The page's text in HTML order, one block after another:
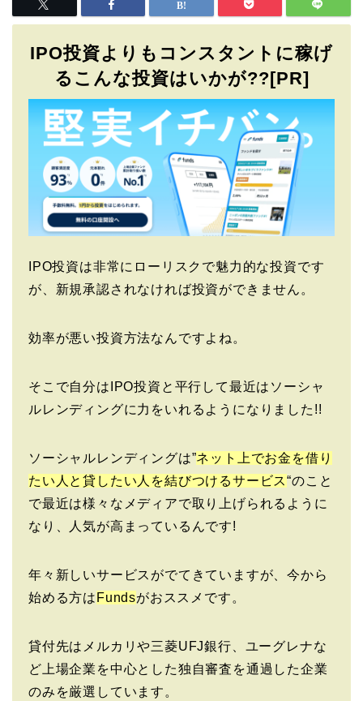
IPO投資よりもコンスタントに稼げ
るこんな投資はいかが??[PR]
IPO投資は非常にローリスクで魅力的な投資です
が、新規承認されなければ投資ができません。
効率が悪い投資方法なんですよね。
そこで自分はIPO投資と平行して最近はソーシャ
ルレンディングに力をいれるようになりました!!
ソーシャルレンディングは”ネット上でお金を借り
たい人と貸したい人を結びつけるサービス“のこと
で最近は様々なメディアで取り上げられるように
なり、人気が高まっているんです!
年々新しいサービスがでてきていますが、今から
始める方は Fundsがおススメです。
貸付先はメルカリや三菱UFJ銀行、ユーグレナな
ど上場企業を中心とした独自審査を通過した企業
のみを厳選しています。